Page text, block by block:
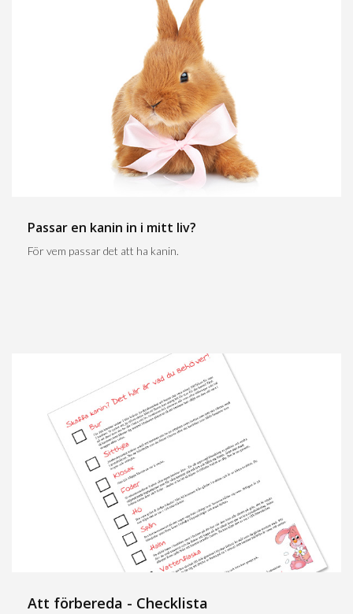
Passar en kanin in i mitt liv?
För vem passar det att ha kanin.
Att förbereda - Checklista